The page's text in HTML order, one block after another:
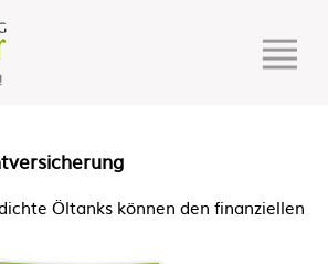
Öltanks können den finanziellen